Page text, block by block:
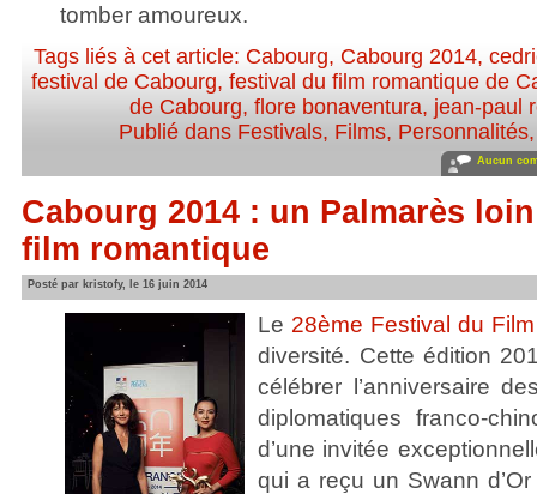
tomber amoureux.
Tags liés à cet article: Cabourg, Cabourg 2014,
festival de Cabourg, festival du film romantique de
de Cabourg,flore bonaventura, jean-paul
Publié dans Festivals, Films,
Aucun
Cabourg 2014 : un Palmarès
film romantique
Posté par kristofy, le 16 juin 2014
Le 28ème Festival du
diversité. Cette édition
célébrer l’anniversaire
diplomatiques franco-
d’une invitée
qui a reçu un Swann